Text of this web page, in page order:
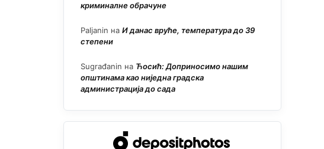
криминалне обрачуне
Paljanin на И данас вруће, температура до 39
степени
Sugrađanin на Ћосић: Доприносимо нашим
општинама као ниједна градска
администрација до сада